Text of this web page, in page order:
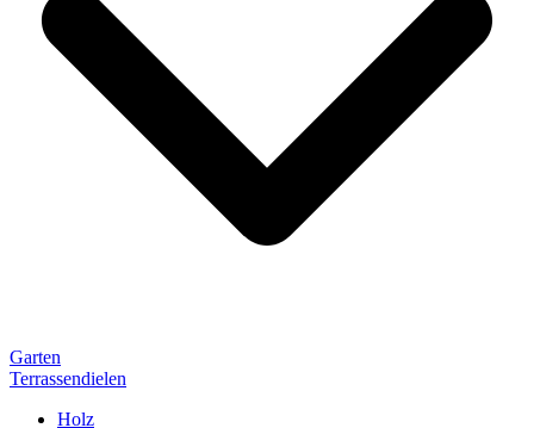
Garten
Terrassendielen
Holz